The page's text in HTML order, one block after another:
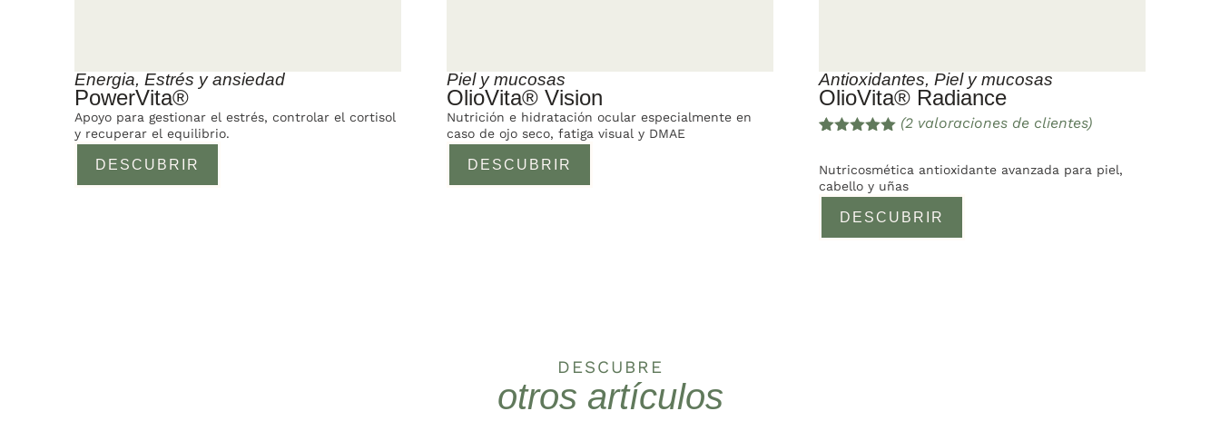
Energia, Estrés y ansiedad
PowerVita®
DESCUBRIR
Apoyo para gestionar el estrés, controlar el cortisol
y recuperar el equilibrio.
Piel y mucosas
OlioVita® Vision
DESCUBRIR
Nutrición e hidratación ocular especialmente en
caso de ojo seco, fatiga visual y DMAE
Antioxidantes, Piel y mucosas
OlioVita® Radiance
DESCUBRIR
5 en base
a
s de
(2 valoraciones de clientes)
Nutricosmética antioxidante avanzada para piel,
cabello y uñas
DESCUBRE
otros artículos